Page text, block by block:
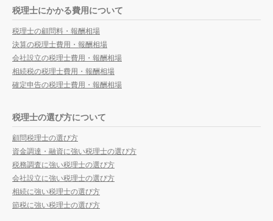
税理士にかかる費用について
税理士の顧問料・報酬相場
決算の税理士費用・報酬相場
会社設立の税理士費用・報酬相場
相続税の税理士費用・報酬相場
確定申告の税理士費用・報酬相場
税理士の選び方について
顧問税理士の選び方
資金調達・融資に強い税理士の選び方
税務調査に強い税理士の選び方
会社設立に強い税理士の選び方
相続に強い税理士の選び方
節税に強い税理士の選び方